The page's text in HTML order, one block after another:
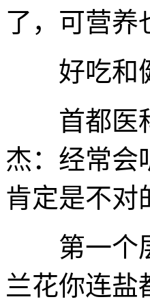
了，可营养
好吃和健
首都医科
杰：经常会
肯定是不对
第一个层
兰花你连盐